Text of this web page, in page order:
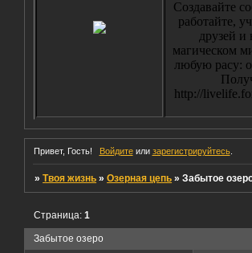
Создавайте
работайте,
друзей и
магическом
любую расу:
http://
Привет, Гость! Войдитеили зарегистрируйтесь.
»Твоя жизнь »Озерная цепь »Забытое
Забытое озеро
Страница:1